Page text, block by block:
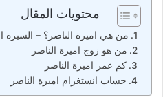
محتويات المقال
من هي اميرة الناصر؟ – السيرة
من هو زوج اميرة الناصر
كم عمر اميرة الناصر
حساب انستغرام اميرة الناصر